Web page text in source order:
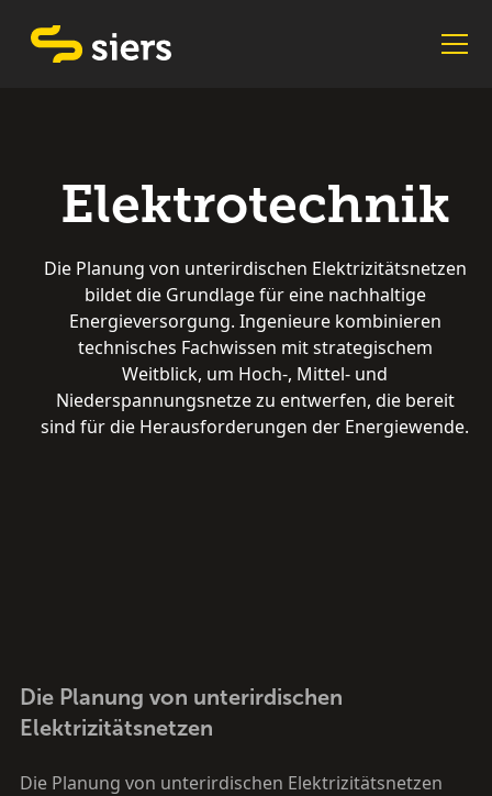
Elektrotechnik
Die Planung von unterirdischen Elektrizitätsnetzen
bildet die Grundlage für eine nachhaltige
Energieversorgung. Ingenieure kombinieren
technisches Fachwissen mit strategischem
Weitblick, um Hoch-, Mittel- und
Niederspannungsnetze zu entwerfen, die bereit
sind für die Herausforderungen der Energiewende.
Die Planung von unterirdischen
Elektrizitätsnetzen
Die Planung von unterirdischen Elektrizitätsnetzen